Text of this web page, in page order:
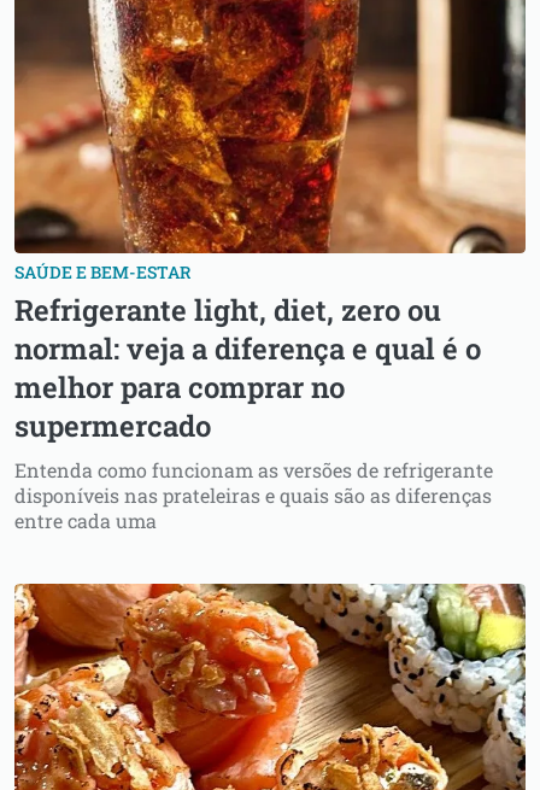
SAÚDE E BEM-ESTAR
Refrigerante light, diet, zero ou
normal: veja a diferença e qual é o
melhor para comprar no
supermercado
Entenda como funcionam as versões de refrigerante
disponíveis nas prateleiras e quais são as diferenças
entre cada uma